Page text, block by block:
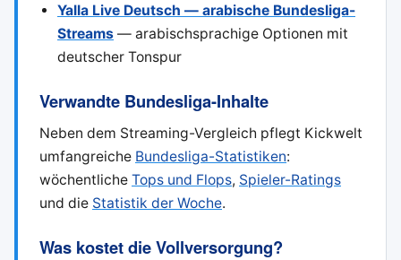
Yalla Live Deutsch — arabische Bundesliga-
Streams — arabischsprachige Optionen mit
deutscher Tonspur
Verwandte Bundesliga-Inhalte
Neben dem Streaming-Vergleich pflegt Kickwelt
umfangreiche Bundesliga-Statistiken:
wöchentliche Tops und Flops, Spieler-Ratings
und die Statistik der Woche.
Was kostet die Vollversorgung?